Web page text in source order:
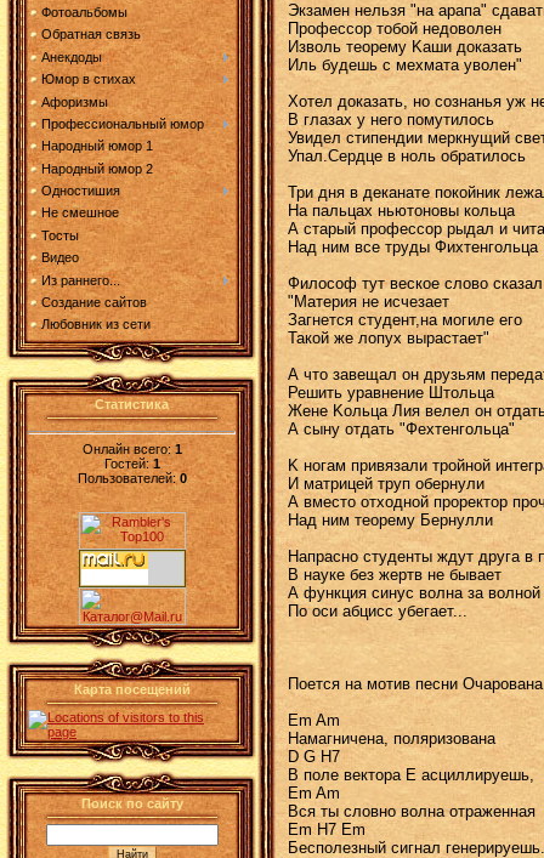
Фотоальбомы
Обратная связь
Анекдоды
Юмор в стихах
Афоризмы
Профессиональный юмор
Народный юмор 1
Народный юмор 2
Одностишия
Не смешное
Тосты
Видео
Из раннего...
Создание сайтов
Любовник из сети
Статистика
Онлайн всего:1
Гостей:1
Пользователей: 0
Карта посещений
Поиск по сайту
Экзамен нельзя "на арапа"
Профессор тобой недоволен
Изволь теорему Kаши доказать
Иль будешь с мехмата уволен"
Хотел доказать, но сознанья уж
В глазах у него помутилось
Увидел стипендии меркнущий
Упал.Сердце в ноль обратилось
Три дня в деканате покойник
Hа пальцах ньютоновы кольца
А старый профессор рыдал и
Hад ним все труды Фихтенгольца
Философ тут веское слово
"Материя не исчезает
Загнется студент,на могиле его
Такой же лопух вырастает"
А что завещал он друзьям
Решить уравнение Штольца
Жене Kольца Лия велел он
А сыну отдать "Фехтенгольца"
K ногам привязали тройной
И матрицей труп обернули
А вместо отходной проректор
Hад ним теорему Бернулли
Hапрасно студенты ждут друга в
В науке без жертв не бывает
А функция синус волна за волной
По оси абцисс убегает...
Поется на мотив песни
Em Am
Hамагничена, поляризована
D G H7
В поле вектора Е асциллируешь,
Em Am
Вся ты словно волна отраженная
Em H7 Em
Бесполезный сигнал генерируешь.